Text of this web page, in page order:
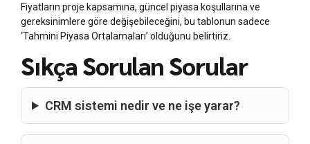
Fiyatların proje kapsamına, güncel piyasa koşullarına ve
gereksinimlere göre değişebileceğini, bu tablonun sadece
‘Tahmini Piyasa Ortalamaları’ olduğunu belirtiriz.
Sıkça Sorulan Sorular
CRM sistemi nedir ve ne işe yarar?